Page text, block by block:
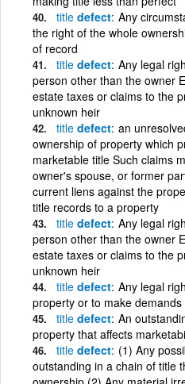
title defect Any
the right of the whole
of record
title defect Any legal
person other than the owner
estate taxes or claims to the
unknown heir
title defect an
ownership of property which
marketable title Such claims
owner's spouse, or former
current liens against the
title records to a property
title defect Any legal
person other than the owner
estate taxes or claims to the
unknown heir
title defect Any legal
property or to make
title defect An
property that affects
title defect (1) Any
outstanding in a chain of title